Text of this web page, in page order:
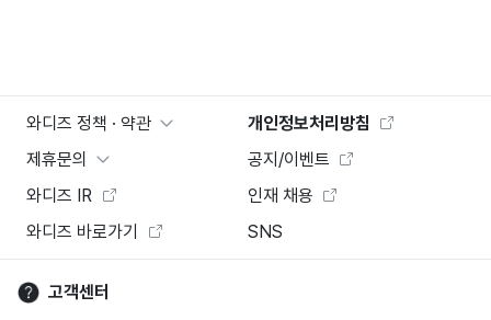
와디즈 정책 · 약관
개인정보처리방침
제휴문의
공지/이벤트
와디즈 IR
인재 채용
와디즈 바로가기
SNS
고객센터